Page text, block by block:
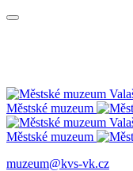
Městské muzeum
Městské muzeum
muzeum@kvs-vk.cz